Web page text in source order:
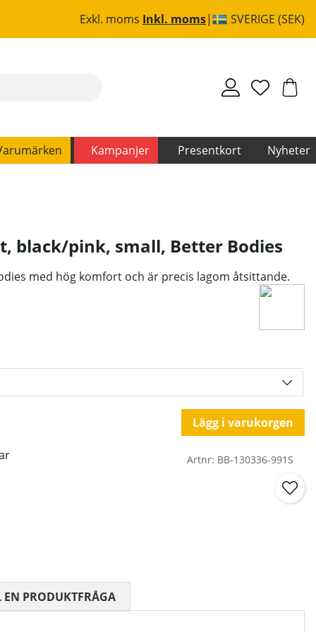
Exkl. moms Inkl. moms SVERIGE (SEK)
Kampanjer Presentkort Nyheter
black/pink, small, Better Bodies
med hög komfort och är precis lagom åtsittande.
Lägg i varukorgen
Artnr: BB-130336-991S
0 AV 5 ANTAL BETYG 0
EN PRODUKTFRÅGA